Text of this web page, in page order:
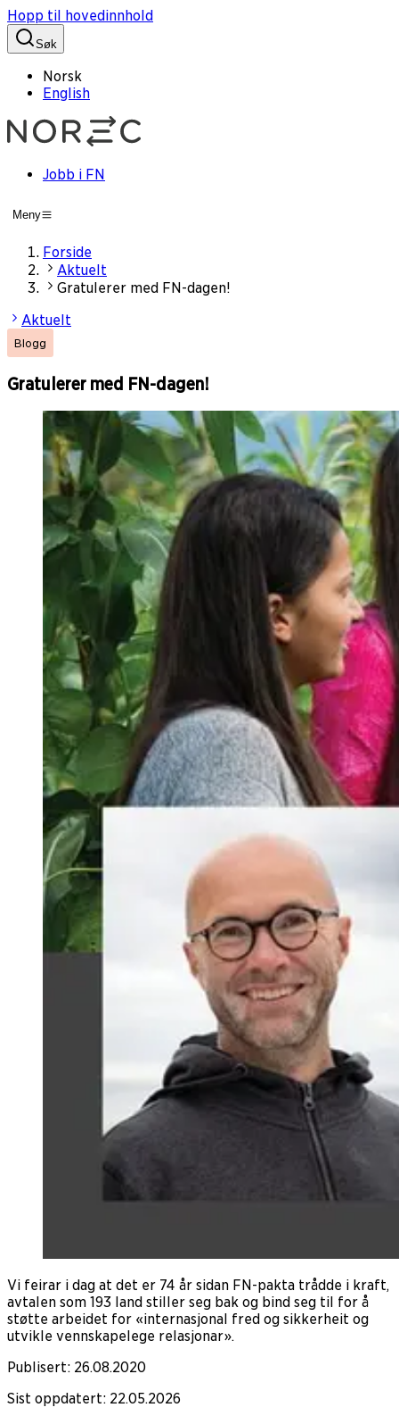
Hopp til hovedinnhold
Søk
Norsk
English
Jobb i FN
Meny
Forside
Aktuelt
Gratulerer med FN-dagen!
Aktuelt
Blogg
Gratulerer med FN-dagen!
Vi feirar i dag at det er 74 år sidan FN-pakta trådde i kraft,
avtalen som 193 land stiller seg bak og bind seg til for å
støtte arbeidet for «internasjonal fred og sikkerheit og
utvikle vennskapelege relasjonar».
Publisert: 26.08.2020
Sist oppdatert: 22.05.2026